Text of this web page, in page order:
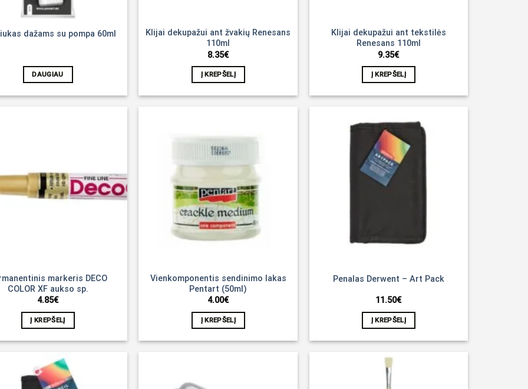
dažams su pompa 60ml
DAUGIAU
Klijai dekupažui ant žvakių Renesans
110ml
8.35€
Į KREPŠELĮ
Klijai dekupažui ant tekstilės
Renesans 110ml
9.35€
Į KREPŠELĮ
markeris DECO
COLOR XF aukso sp.
4.85€
Į KREPŠELĮ
Vienkomponentis sendinimo lakas
Pentart (50ml)
4.00€
Į KREPŠELĮ
Penalas Derwent – Art Pack
11.50€
Į KREPŠELĮ